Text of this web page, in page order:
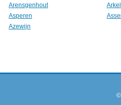
Arensgenhout Arkel
Asperen
Azewijn